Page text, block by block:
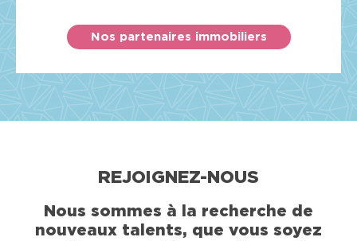
Nos partenaires immobiliers
REJOIGNEZ-NOUS
Nous sommes à la recherche de
nouveaux talents, que vous soyez